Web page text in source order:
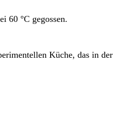
60 °C gegossen.
Küche, das in der